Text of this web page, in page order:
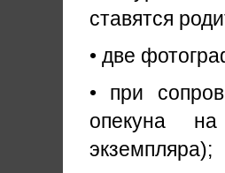
ставятся
• две
• при
опекуна
экземпляра);